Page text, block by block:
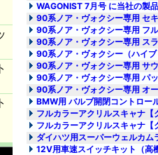
WAGONIST 7月号 に当社の製
90系ノア・ヴォクシー専用 セ
90系ノア・ヴォクシー専用 フ
90系ノア・ヴォクシー専用 ス
90系ノア・ヴォクシー（ハイ
90系ノア・ヴォクシー専用 サ
90系ノア・ヴォクシー専用 パ
90系ノア・ヴォクシー専用 オ
BMW用 バルブ開閉コントロー
フルカラーアクリルスキャナ
フルカラーアクリルスキャナ
ダイハツ用スーパーウェルカム
12V用車速スイッチキット（高